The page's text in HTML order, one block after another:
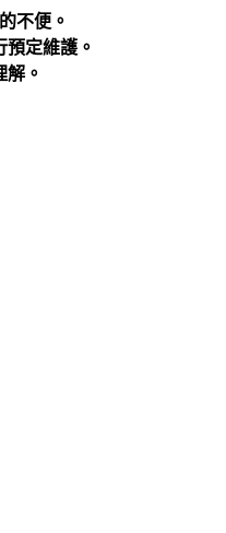
不便。
定維護。
解。